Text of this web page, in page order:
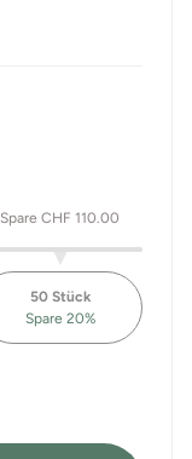
Spare CHF 110.00
50 Stück
Spare 20%